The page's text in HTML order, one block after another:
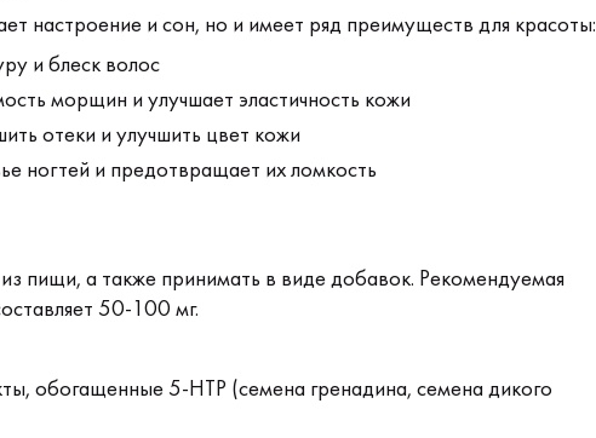
настроение и сон, но и имеет ряд преимуществ для красоты:
и блеск волос
морщин и улучшает эластичность кожи
отеки и улучшить цвет кожи
ногтей и предотвращает их ломкость
пищи, а также принимать в виде добавок. Рекомендуемая
50-100 мг.
обогащенные 5-HTP (семена гренадина, семена дикого